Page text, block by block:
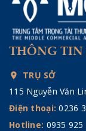
THÔNG TIN
TRỤ SỞ
115 Nguyễn Văn
Điện thoại:0236
Hotline: 0935 925